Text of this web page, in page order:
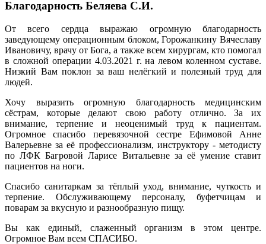
Благодарность Беляева С.И.
От всего сердца выражаю огромную благодарность
заведующему операционным блоком, Горожанкину Вячеславу
Ивановичу, врачу от Бога, а также всем хирургам, кто помогал
в сложной операции 4.03.2021 г. на левом коленном суставе.
Низкий Вам поклон за ваш нелёгкий и полезный труд для
людей.
Хочу выразить огромную благодарность медицинским
сёстрам, которые делают свою работу отлично. За их
внимание, терпение и неоценимый труд к пациентам.
Огромное спасибо перевязочной сестре Ефимовой Анне
Валерьевне за её профессионализм, инструктору - методисту
по ЛФК Багровой Ларисе Витальевне за её умение ставит
пациентов на ноги.
Спасибо санитаркам за тёплый уход, внимание, чуткость и
терпение. Обслуживающему персоналу, буфетчицам и
поварам за вкусную и разнообразную пищу.
Вы как единый, слаженный организм в этом центре.
Огромное Вам всем СПАСИБО.